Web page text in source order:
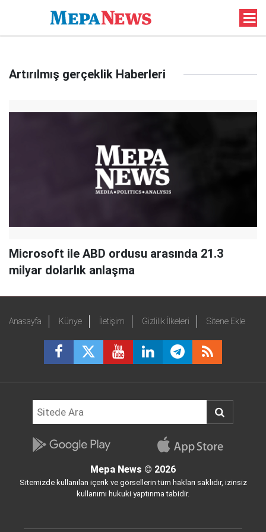
Artırılmış gerçeklik Haberleri
Microsoft ile ABD ordusu arasında 21.3
milyar dolarlık anlaşma
Anasayfa Künye İletişim Gizlilik İlkeleri Sitene Ekle
Mepa News © 2026
Sitemizde kullanılan içerik ve görsellerin tüm hakları saklıdır, izinsiz
kullanımı hukuki yaptırıma tabidir.